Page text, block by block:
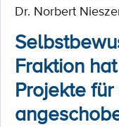
Dr. Norbert
Fraktion
Projekte